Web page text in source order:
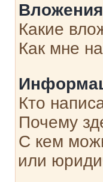
Вложения
Какие
Как мне
Кто
Почему
С кем
или